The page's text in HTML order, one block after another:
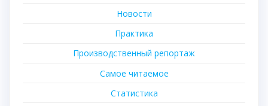
Новости
Практика
Производственный репортаж
Самое читаемое
Статистика